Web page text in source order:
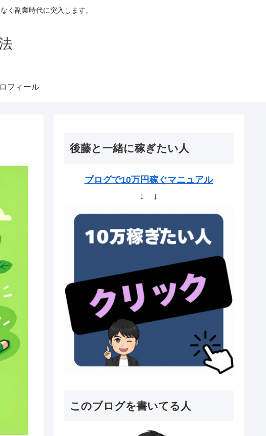
く副業時代に突入します。
フィール
後藤と一緒に稼ぎたい人
ブログで10万円稼ぐマニュアル
↓ ↓
このブログを書いてる人